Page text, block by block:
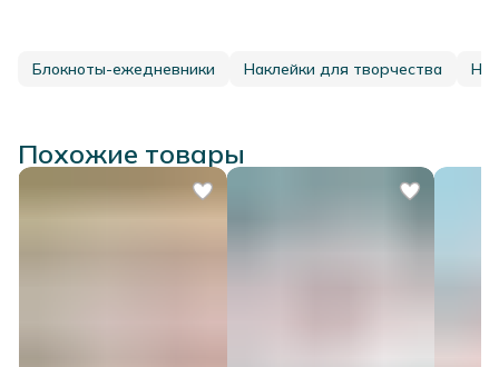
Блокноты-ежедневники Наклейки для творчества
Похожие товары